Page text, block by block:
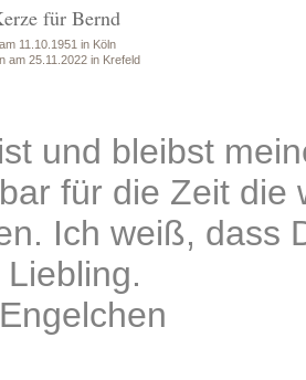
für Bernd
11.10.1951 in Köln
am 25.11.2022 in Krefeld
und bleibst
für die Zeit die
Ich weiß, dass